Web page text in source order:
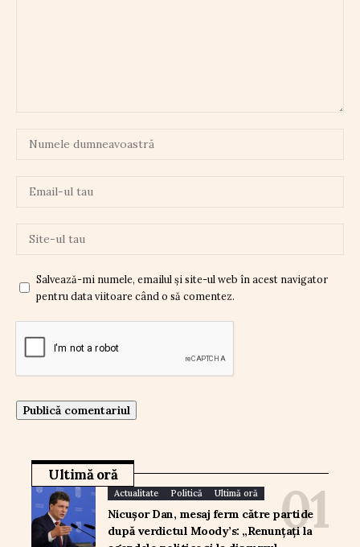
Salvează-mi numele, emailul și site-ul web în acest navigator
pentru data viitoare când o să comentez.
Ultimă oră
Actualitate Politică Ultimă oră
Nicușor Dan, mesaj ferm către partide
după verdictul Moody’s: „Renunțați la